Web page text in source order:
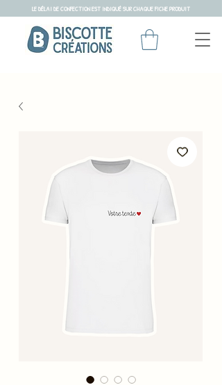
LE DÉLAI DE CONFECTION EST INDIQUÉ SUR CHAQUE FICHE PRODUIT